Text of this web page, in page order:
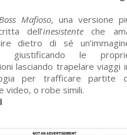
Boss Mafioso, una versione
dell’inesistenteche
dietro di sé
giustificando le
lasciando trapelare viaggi
per trafficare partite
video, o robe simili.